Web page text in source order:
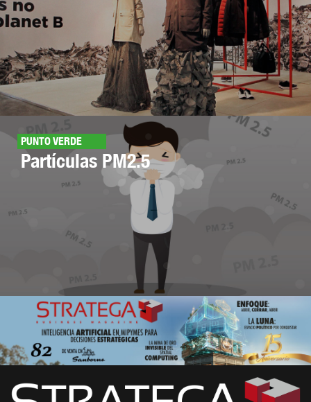
PUNTO VERDE
Partículas PM2.5